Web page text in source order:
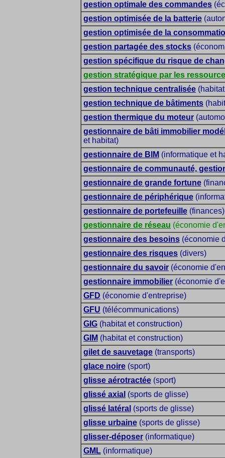
gestion optimale des commandes
gestion optimisée de la batterie
gestion optimisée de la
gestion partagée des stocks
gestion spécifique du risque de
gestion stratégique par les
gestion technique centralisée
gestion technique de bâtiments
gestion thermique du moteur
gestionnaire de bâti immobilier
et habitat)
gestionnaire de BIM (informatique et
gestionnaire de communauté,
gestionnaire de grande fortune
gestionnaire de périphérique
gestionnaire de portefeuille (finances)
gestionnaire de réseau (économie
gestionnaire des besoins (économie
gestionnaire des risques (divers)
gestionnaire du savoir (économie
gestionnaire immobilier (économie
GFD (économie d'entreprise)
GFU (télécommunications)
GIG (habitat et construction)
GIM (habitat et construction)
gilet de sauvetage (transports)
glace noire (sport)
glisse aérotractée (sport)
glissé axial (sports de glisse)
glissé latéral (sports de glisse)
glisse urbaine (sports de glisse)
glisser-déposer (informatique)
GML (informatique)